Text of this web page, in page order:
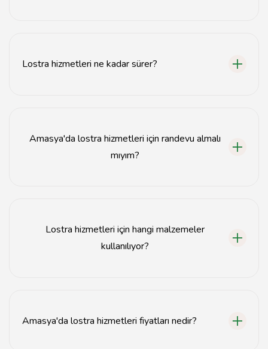
Lostra hizmetleri ne kadar sürer?
Amasya'da lostra hizmetleri için randevu almalı
mıyım?
Lostra hizmetleri için hangi malzemeler
kullanılıyor?
Amasya'da lostra hizmetleri fiyatları nedir?